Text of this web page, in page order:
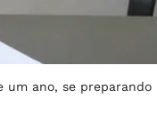
um ano, se preparando